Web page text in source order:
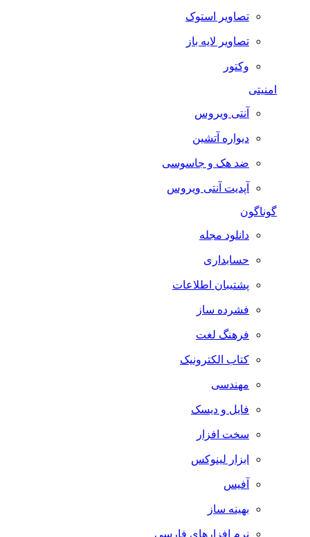
تصاویر استوک
تصاویر لایه باز
وکتور
امنیتی
آنتی ویروس
دیواره آتشین
ضد هک و جاسوسی
آپدیت آنتی ویروس
گوناگون
دانلود مجله
حسابداری
پشتیبان اطلاعات
فشرده ساز
فرهنگ لغت
کتاب الکترونیک
مهندسی
فایل و دیسک
سخت افزار
ابزار لینوکس
آفیس
بهینه ساز
نرم افزارهای فارسی